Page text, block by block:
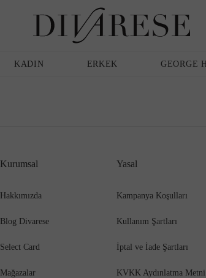
KADIN
Babet Espadril
ERKEK
Terlik Espadril
GEORGE
Kurumsal
Hakkımızda
Blog Divarese
Select Card
Mağazalar
Yasal
Kampanya Koşulları
Kullanım Şartları
İptal ve İade Şartları
KVKK Aydınlatma Metni